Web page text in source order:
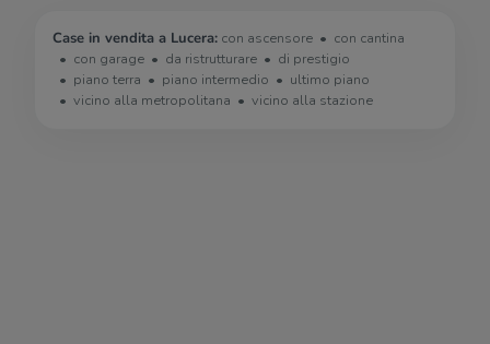
Case in vendita a Lucera: con ascensore
con cantina
con garage
da ristrutturare
di prestigio
piano terra
piano intermedio
ultimo piano
vicino alla metropolitana
vicino alla stazione